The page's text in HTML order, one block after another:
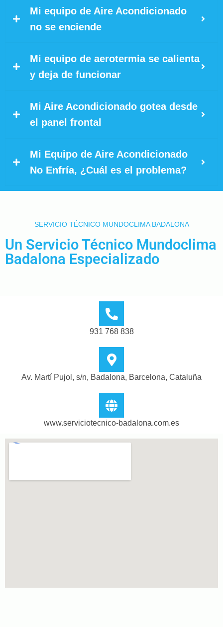
Mi equipo de Aire Acondicionado
no se enciende
Mi equipo de aerotermia se calienta
y deja de funcionar
Mi Aire Acondicionado gotea desde
el panel frontal
Mi Equipo de Aire Acondicionado
No Enfría, ¿Cuál es el problema?
SERVICIO TÉCNICO MUNDOCLIMA BADALONA
Un Servicio Técnico Mundoclima
Badalona Especializado
931 768 838
Av. Martí Pujol, s/n, Badalona, Barcelona, Cataluña
www.serviciotecnico-badalona.com.es